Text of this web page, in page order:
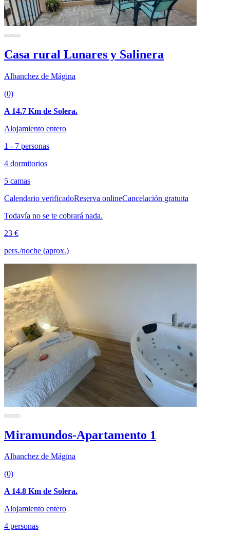
Casa rural Lunares y Salinera
Albanchez de Mágina
(0)
A 14.7 Km de Solera.
Alojamiento entero
1 - 7 personas
4 dormitorios
5 camas
Calendario verificadoReserva onlineCancelación gratuita
Todavía no se te cobrará nada.
23 €
pers./noche (aprox.)
Miramundos-Apartamento 1
Albanchez de Mágina
(0)
A 14.8 Km de Solera.
Alojamiento entero
4 personas